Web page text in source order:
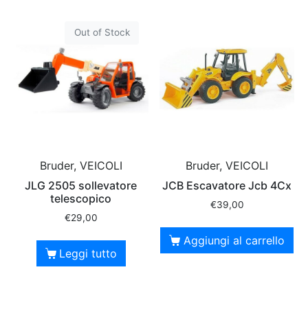
Out of Stock
Bruder, VEICOLI
JLG 2505 sollevatore
telescopico
€29,00
Leggi tutto
Bruder, VEICOLI
JCB Escavatore Jcb 4Cx
€39,00
Aggiungi al carrello